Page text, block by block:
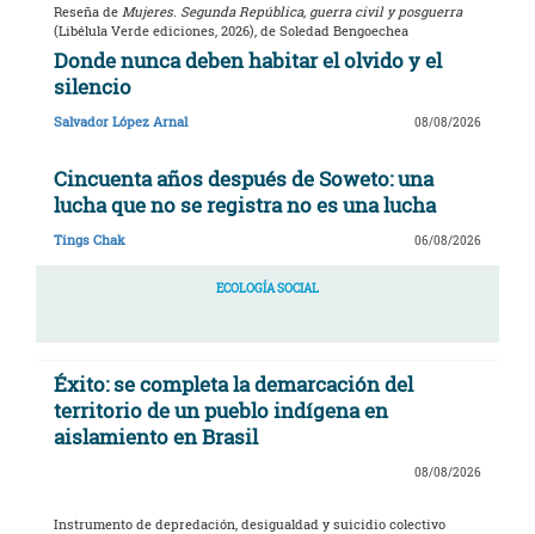
Reseña de Mujeres. Segunda República, guerra civil y posguerra
(Libélula Verde ediciones, 2026), de Soledad Bengoechea
Donde nunca deben habitar el olvido y el
silencio
Salvador López Arnal 08/08/2026
Cincuenta años después de Soweto: una
lucha que no se registra no es una lucha
Tings Chak 06/08/2026
ECOLOGÍA SOCIAL
Éxito: se completa la demarcación del
territorio de un pueblo indígena en
aislamiento en Brasil
08/08/2026
Instrumento de depredación, desigualdad y suicidio colectivo